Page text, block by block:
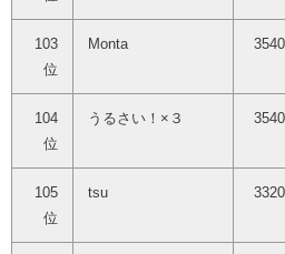
103
位
Monta
104
位
うるさい！×３
105
位
tsu